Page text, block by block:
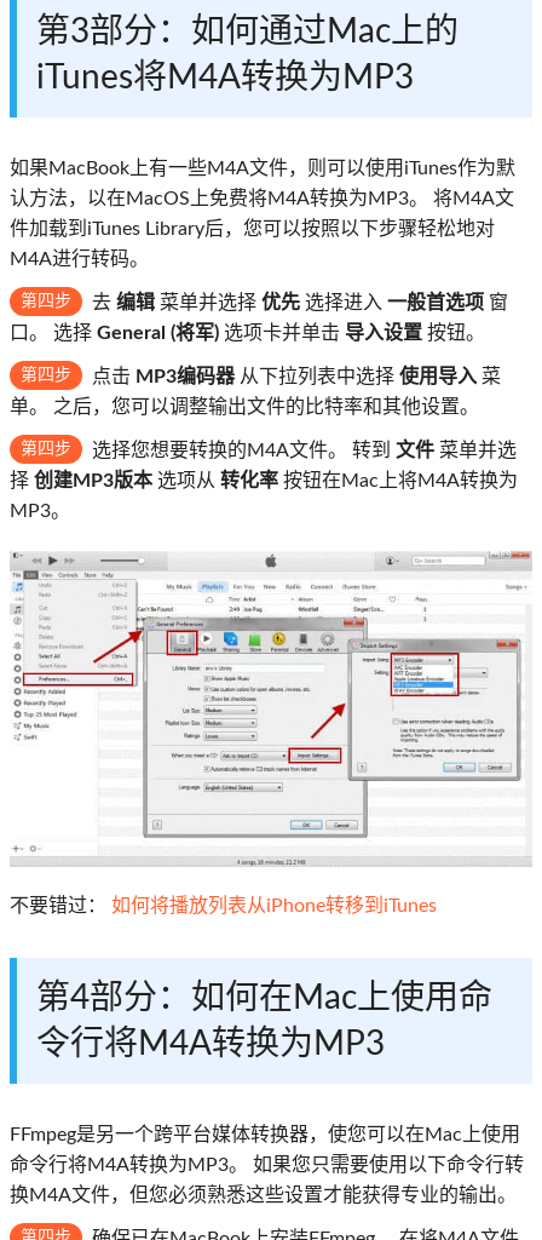
第3部分：如何通过Mac上的
iTunes将M4A转换为MP3
如果MacBook上有一些M4A文件，则可以使用iTunes作为默
认方法，以在MacOS上免费将M4A转换为MP3。 将M4A文
件加载到iTunes Library后，您可以按照以下步骤轻松地对
M4A进行转码。
第四步 去 编辑 菜单并选择 优先 选择进入 一般首选项 窗
口。 选择 General (将军) 选项卡并单击 导入设置 按钮。
第四步 点击 MP3编码器从下拉列表中选择 使用导入 菜
单。 之后，您可以调整输出文件的比特率和其他设置。
第四步 选择您想要转换的M4A文件。 转到 文件 菜单并选
择 创建MP3版本 选项从 转化率 按钮在Mac上将M4A转换为
MP3。
不要错过： 如何将播放列表从iPhone转移到iTunes
第4部分：如何在Mac上使用命
令行将M4A转换为MP3
FFmpeg是另一个跨平台媒体转换器，使您可以在Mac上使用
命令行将M4A转换为MP3。 如果您只需要使用以下命令行转
换M4A文件，但您必须熟悉这些设置才能获得专业的输出。